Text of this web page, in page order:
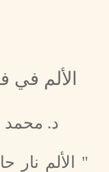
الألم في
د. محمد
" الألم نار